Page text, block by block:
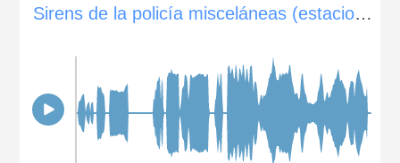
Sirens de la policía misceláneas (estacionarias)